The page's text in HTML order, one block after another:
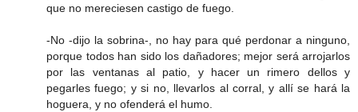
que no mereciesen castigo de fuego.
-No -dijo la sobrina-, no hay para qué perdonar a ninguno,
porque todos han sido los dañadores; mejor será arrojarlos
por las ventanas al patio, y hacer un rimero dellos y
pegarles fuego; y si no, llevarlos al corral, y allí se hará la
hoguera, y no ofenderá el humo.